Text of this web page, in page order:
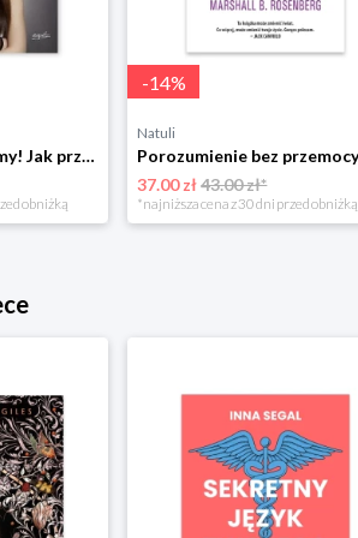
Już się nie rozumiemy! Jak przeżyć czas trzaskających drzwi Esprit
obniżką
-14%
Natuli
37.00 zł43.00 zł*
*najniższa cena z 30 dni przed obniżką